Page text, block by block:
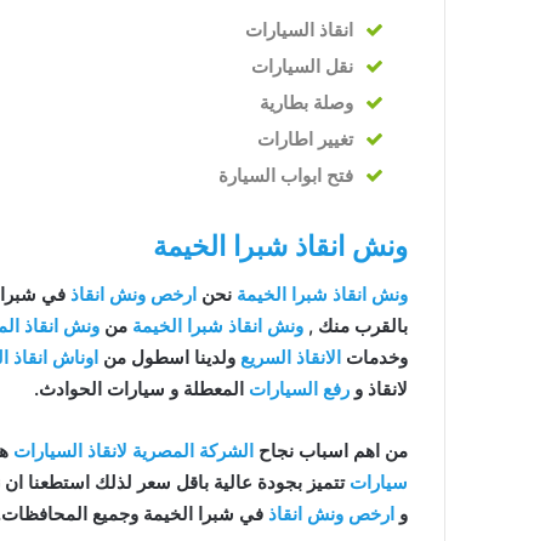
انقاذ السيارات
نقل السيارات
وصلة بطارية
تغيير اطارات
فتح ابواب السيارة
ونش انقاذ شبرا الخيمة
ونش انقاذ شبرا الخيمة نحن ارخص ونش انقاذ في شبرا
بالقرب منك , ونش انقاذ شبرا الخيمة من ونش انقاذ
وخدمات الانقاذ السريع ولدينا اسطول من اوناش انقاذ
لانقاذ و رفع السيارات المعطلة و سيارات الحوادث.
من اهم اسباب نجاح الشركة المصرية لانقاذ السيارات
سيارات تتميز بجودة عالية باقل سعر لذلك استطعنا
و ارخص ونش انقاذ في شبرا الخيمة وجميع